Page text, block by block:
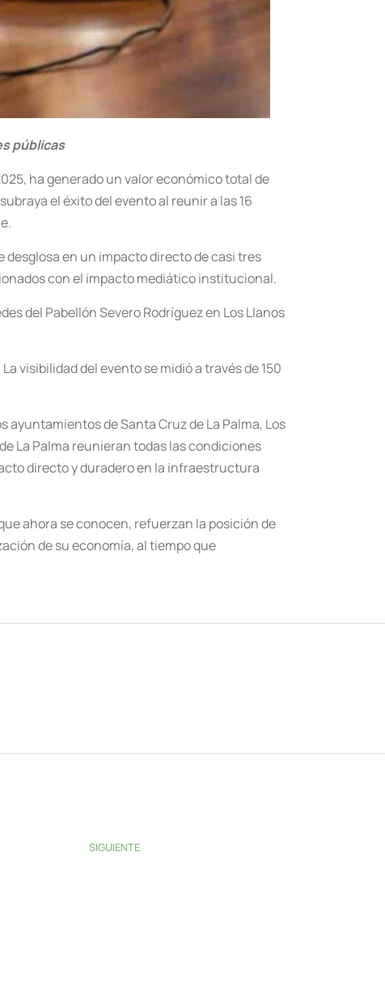
públicas
ha generado un valor económico total de
el éxito del evento al reunir a las 16
desglosa en un impacto directo de casi tres
con el impacto mediático institucional.
del Pabellón Severo Rodríguez en Los Llanos
visibilidad del evento se midió a través de 150
ayuntamientos de Santa Cruz de La Palma, Los
La Palma reunieran todas las condiciones
directo y duradero en la infraestructura
ahora se conocen, refuerzan la posición de
de su economía, al tiempo que
SIGUIENTE